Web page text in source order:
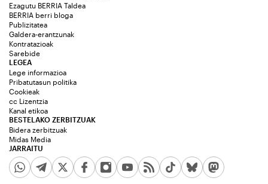
Ezagutu BERRIA Taldea
BERRIA berri bloga
Publizitatea
Galdera-erantzunak
Kontratazioak
Sarebide
JARRAITU
LEGEA
Lege informazioa
Pribatutasun politika
Cookieak
cc Lizentzia
Kanal etikoa
BESTELAKO ZERBITZUAK
Bidera zerbitzuak
Midas Media